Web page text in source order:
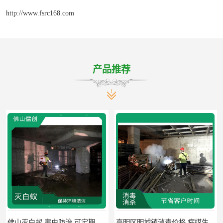
http://www.fsrc168.com
产品推荐